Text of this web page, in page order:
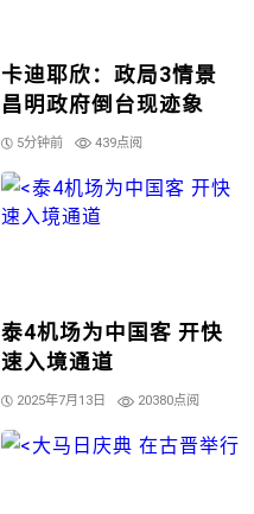
卡迪耶欣：政局3情景
昌明政府倒台现迹象
5分钟前 439点阅
泰4机场为中国客 开快
速入境通道
2025年7月13日 20380点阅